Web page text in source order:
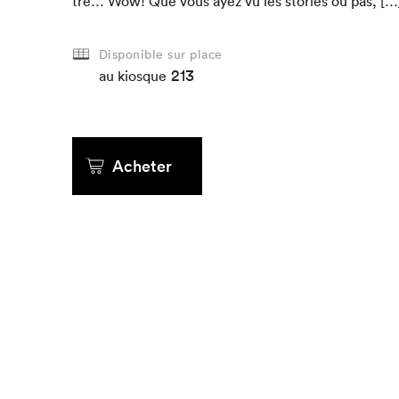
Disponible sur place
au kiosque 213
Acheter